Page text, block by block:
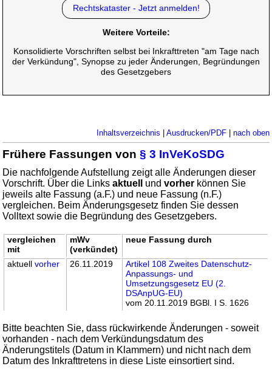
Rechtskataster - Jetzt anmelden!
Weitere Vorteile:
Konsolidierte Vorschriften selbst bei Inkrafttreten "am Tage nach
der Verkündung", Synopse zu jeder Änderungen, Begründungen
des Gesetzgebers
Inhaltsverzeichnis Ausdrucken/PDF| nach oben
Frühere Fassungen von§ 3 InVeKoSDG
Die nachfolgende Aufstellung zeigt alle Änderungen dieser
Vorschrift. Über die Linksaktuell undvorher können Sie
jeweils alte Fassung (a.F.) und neue Fassung (n.F.)
vergleichen. Beim Änderungsgesetz finden Sie dessen
Volltext sowie die Begründung des Gesetzgebers.
vergleichen
mit
mWv
(verkündet)
neue Fassung durch
aktuellvorher 26.11.2019
Artikel 108 Zweites Datenschutz-
Anpassungs- und
Umsetzungsgesetz EU (2.
DSAnpUG-EU)
vom 20.11.2019 BGBl. I S. 1626
Bitte beachten Sie, dass rückwirkende Änderungen - soweit
vorhanden - nach dem Verkündungsdatum des
Änderungstitels (Datum in Klammern) und nicht nach dem
Datum des Inkrafttretens in diese Liste einsortiert sind.